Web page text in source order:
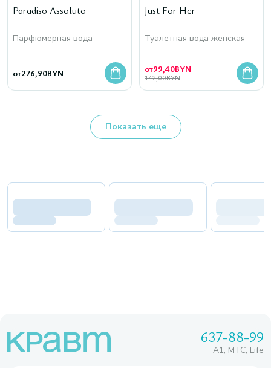
Paradiso Assoluto
Парфюмерная вода
от276,90BYN
Just For Her
Туалетная вода женская
от99,40BYN
142,00BYN
Показать еще
637-88-99
A1, МТС, Life